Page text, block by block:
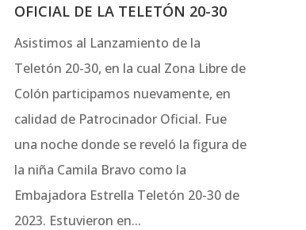
OFICIAL DE LA TELETÓN 20-30
Asistimos al Lanzamiento de la
Teletón 20-30, en la cual Zona Libre de
Colón participamos nuevamente, en
calidad de Patrocinador Oficial. Fue
una noche donde se reveló la figura de
la niña Camila Bravo como la
Embajadora Estrella Teletón 20-30 de
2023. Estuvieron en...